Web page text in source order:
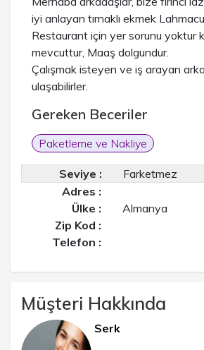
iyi anlayan tırnaklı ekmek
Restaurant için yer sorunu yoktur
mevcuttur, Maaş dolgundur.
Çalışmak isteyen ve iş arayan
ulaşabilirler.
Gereken Beceriler
Paketleme ve Nakliye
Seviye :
Farketmez
Adres :
Ülke :
Almanya
Zip Kod :
Telefon :
Müşteri Hakkında
Serk